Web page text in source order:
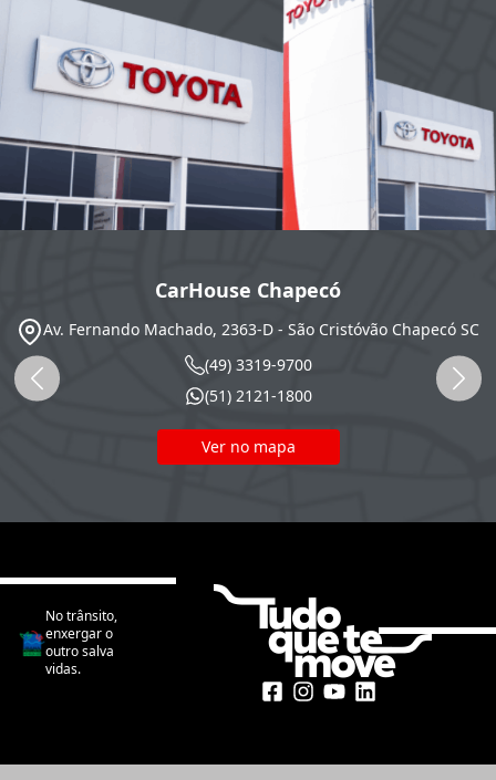
CarHouse Chapecó
Av. Fernando Machado, 2363-D - São Cristóvão Chapecó SC
(49) 3319-9700
(51) 2121-1800
Ver no mapa
No trânsito,
enxergar o
outro salva
vidas.